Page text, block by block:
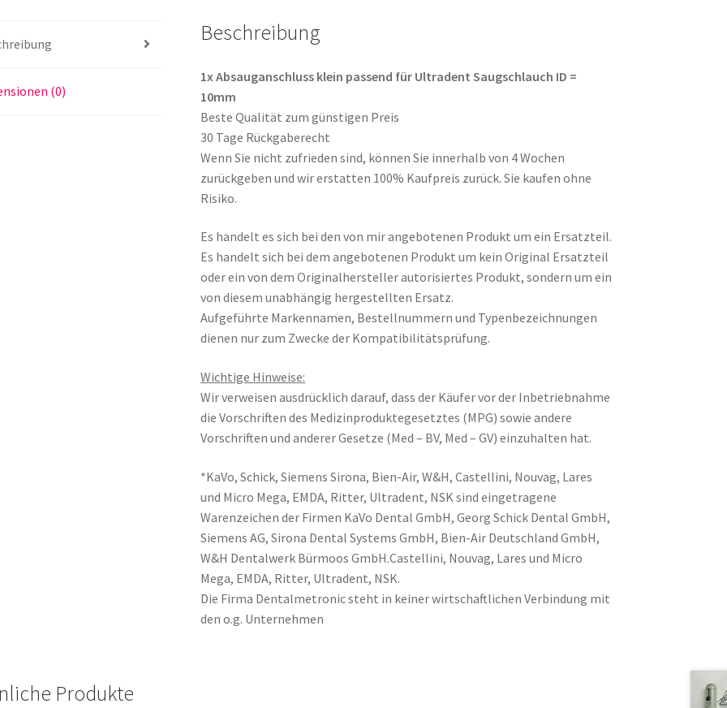
(0)
Beschreibung
1x Absauganschluss klein passend für UltradentSaugschlauch ID =
10mm
Beste Qualität zum günstigen Preis
30 Tage Rückgaberecht
Wenn Sie nicht zufrieden sind, können Sie innerhalb von 4 Wochen
zurückgeben und wir erstatten 100% Kaufpreis zurück. Sie kaufen ohne
Risiko.
Es handelt es sich bei den von mir angebotenen Produkt um ein Ersatzteil.
Es handelt sich bei dem angebotenen Produkt um kein Original Ersatzteil
oder ein von dem Originalhersteller autorisiertes Produkt, sondern um ein
von diesem unabhängig hergestellten Ersatz.
Aufgeführte Markennamen, Bestellnummern und Typenbezeichnungen
dienen nur zum Zwecke der Kompatibilitätsprüfung.
Wichtige Hinweise:
Wir verweisen ausdrücklich darauf, dass der Käufer vor der Inbetriebnahme
die Vorschriften des Medizinproduktegesetztes (MPG) sowie andere
Vorschriften und anderer Gesetze (Med – BV, Med – GV) einzuhalten hat.
*KaVo, Schick, Siemens Sirona, Bien-Air, W&H, Castellini, Nouvag, Lares
und Micro Mega, EMDA, Ritter, Ultradent, NSK sind eingetragene
Warenzeichen der Firmen KaVo Dental GmbH, Georg Schick Dental GmbH,
Siemens AG, Sirona Dental Systems GmbH, Bien-Air Deutschland GmbH,
W&H Dentalwerk Bürmoos GmbH.Castellini, Nouvag, Lares und Micro
Mega, EMDA, Ritter, Ultradent, NSK.
Die Firma Dentalmetronic steht in keiner wirtschaftlichen Verbindung mit
den o.g. Unternehmen
Produkte